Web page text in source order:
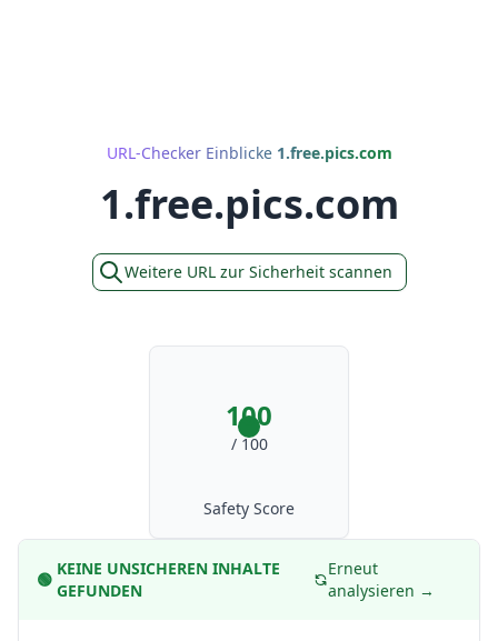
URL-Checker Einblicke 1.free.pics.com
1.free.pics.com
Weitere URL zur Sicherheit scannen
100
/ 100
Safety Score
🟢
KEINE UNSICHEREN INHALTE
GEFUNDEN
Erneut
analysieren →